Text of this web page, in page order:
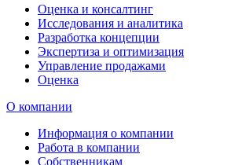
Оценка и консалтинг
Исследования и аналитика
Разработка концепции
Экспертиза и оптимизация
Управление продажами
Оценка
О компании
Информация о компании
Работа в компании
Собственникам